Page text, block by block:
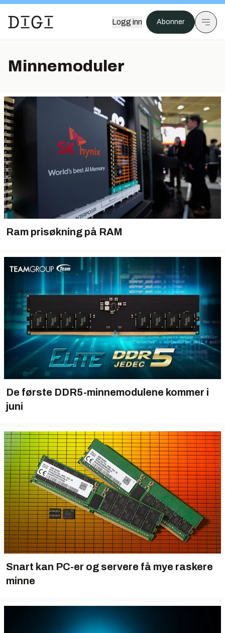
Logg inn Abonner
Minnemoduler
Ram prisøkning på RAM
De første DDR5-minnemodulene kommer i
juni
Snart kan PC-er og servere få mye raskere
minne